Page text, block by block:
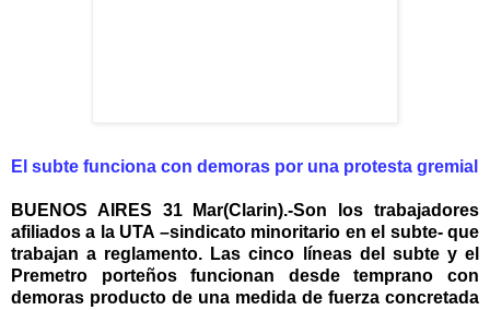
El subte funciona con demoras por una protesta gremial
BUENOS AIRES 31 Mar(Clarin).-Son los trabajadores
afiliados a la UTA –sindicato minoritario en el subte- que
trabajan a reglamento. Las cinco líneas del subte y el
Premetro porteños funcionan desde temprano con
demoras producto de una medida de fuerza concretada